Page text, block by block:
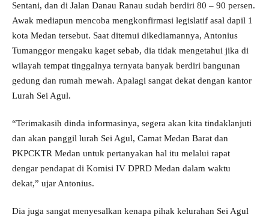
Sentani, dan di Jalan Danau Ranau sudah berdiri 80 – 90 persen.
Awak mediapun mencoba mengkonfirmasi legislatif asal dapil 1
kota Medan tersebut. Saat ditemui dikediamannya, Antonius
Tumanggor mengaku kaget sebab, dia tidak mengetahui jika di
wilayah tempat tinggalnya ternyata banyak berdiri bangunan
gedung dan rumah mewah. Apalagi sangat dekat dengan kantor
Lurah Sei Agul.
“Terimakasih dinda informasinya, segera akan kita tindaklanjuti
dan akan panggil lurah Sei Agul, Camat Medan Barat dan
PKPCKTR Medan untuk pertanyakan hal itu melalui rapat
dengar pendapat di Komisi IV DPRD Medan dalam waktu
dekat,” ujar Antonius.
Dia juga sangat menyesalkan kenapa pihak kelurahan Sei Agul